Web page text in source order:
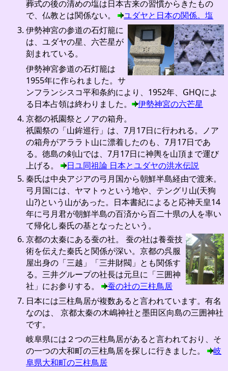
葬式の後の清めの塩は日本古来の習慣からきたもの
で、仏教とは関係ない。 ユダヤと日本の関係。塩
伊勢神宮の参道の石灯籠に
は、ユダヤの星、六芒星が
刻まれている。
伊勢神宮参道の石灯籠は
1955年に作られました。サ
ンフランシスコ平和条約により、1952年、GHQによ
る日本占領は終わりました。 伊勢神宮の六芒星
京都の祇園祭とノアの箱舟。
祇園祭の「山鉾巡行」は、7月17日に行われる。ノア
の箱舟がアララト山に漂着したのも、7月17日であ
る。徳島の剣山では、7月17日に神輿を山頂まで運び
上げる。
日ユ同祖論 日本とユダヤの洪水伝説
秦氏は中央アジアの弓月国から朝鮮半島経由で渡来。
弓月国には、ヤマトゥという地や、テングリ山(天狗
山?)という山があった。日本書紀によると応神天皇14
年に弓月君が朝鮮半島の百済から百二十県の人を率い
て帰化し秦氏の基となったという。
京都の太秦にある蚕の社。 蚕の社は養蚕技
術を伝えた秦氏と関係が深い。京都の呉服
屋出身の「三越」「三井財閥」とも関係す
る。三井グループの社長は元旦に「三囲神
社」にお参りする。 蚕の社の三柱鳥居
日本には三柱鳥居が複数あると言われています。有名
なのは、 京都太秦の木嶋神社と墨田区向島の三囲神社
です。
岐阜県には２つの三柱鳥居があると言われており、そ
の一つの大和町の三柱鳥居を探しに行きました。 岐
阜県大和町の三柱鳥居